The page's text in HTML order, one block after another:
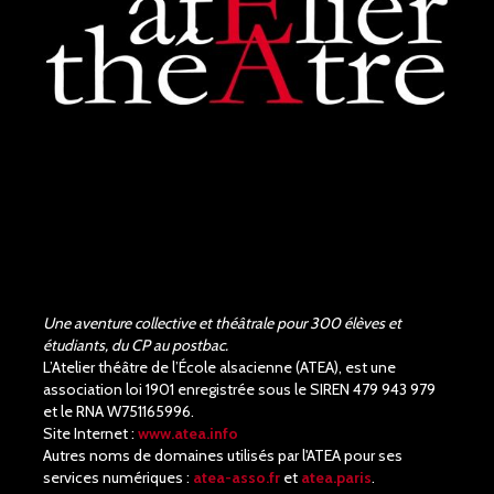
Judith Aubry.
Bravo !!! Que de bons
acteurs !! Quel beau travail.
Un Richard III de très bonne
qualité.
Une aventure collective et théâtrale pour 300 élèves et
étudiants, du CP au postbac.
L’Atelier théâtre de l’École alsacienne (ATEA), est une
association loi 1901 enregistrée sous le SIREN 479 943 979
et le RNA W751165996.
Site Internet : www.atea.info
Autres noms de domaines utilisés par l'ATEA pour ses
services numériques : atea-asso.fr et atea.paris.